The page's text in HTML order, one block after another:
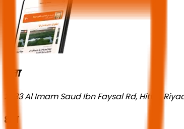
पता
2533 Al Imam Saud Ibn Faysal Rd, Hittin,
क्षेत्र